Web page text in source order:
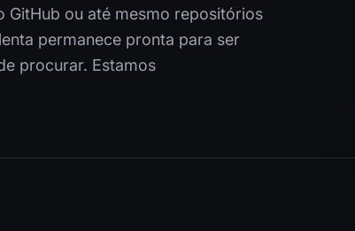
ou até mesmo repositórios
permanece pronta para ser
procurar. Estamos